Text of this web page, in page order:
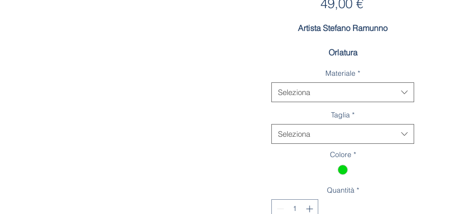
49,00 €
Artista Stefano Ramunno
Orlatura
Materiale *
Seleziona
Taglia *
Seleziona
Colore *
Quantità *